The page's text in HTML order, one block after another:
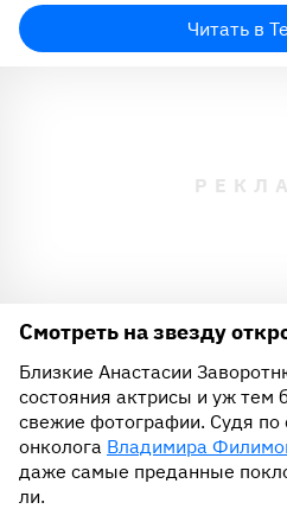
Читать в
Смотреть на звезду
Близкие Анастасии
состояния актрисы и уж тем
свежие фотографии. Судя по
онколога Владимира
даже самые преданные
ли.